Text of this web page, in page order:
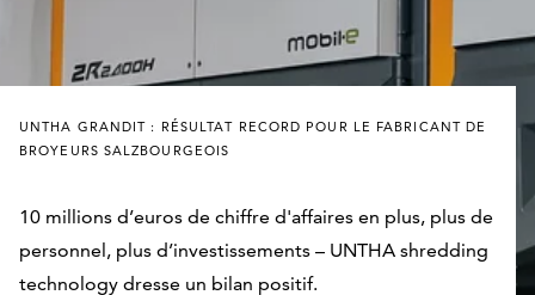
UNTHA GRANDIT : RÉSULTAT RECORD POUR LE FABRICANT DE
BROYEURS SALZBOURGEOIS
10 millions d’euros de chiffre d'affaires en plus, plus de
personnel, plus d’investissements – UNTHA shredding
technology dresse un bilan positif.